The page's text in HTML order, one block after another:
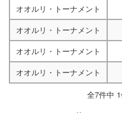
オオルリ・トーナメント
オオルリ・トーナメント
オオルリ・トーナメント
オオルリ・トーナメント
全7件中